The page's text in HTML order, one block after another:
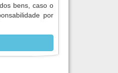
bens, caso o
por